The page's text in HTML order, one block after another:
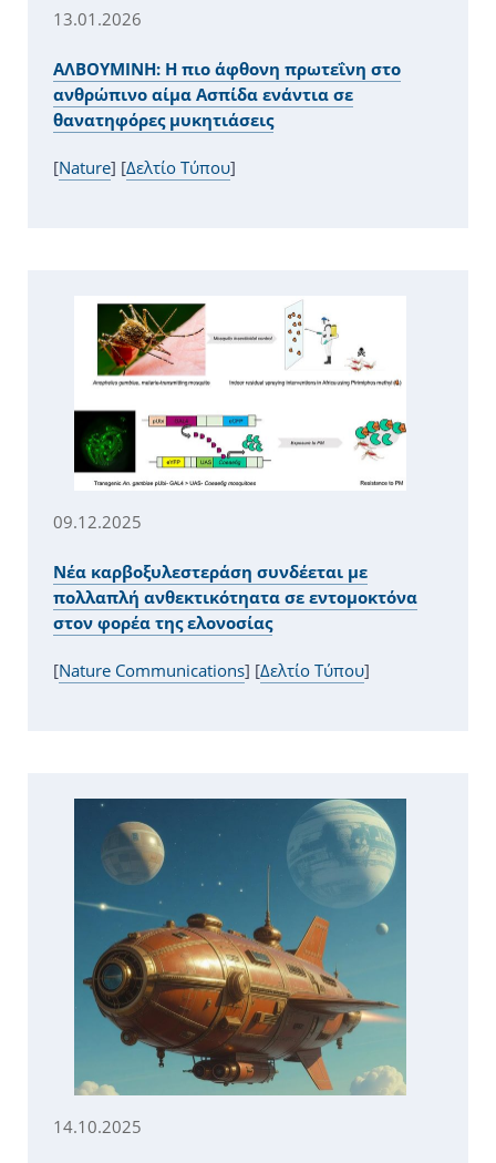
13.01.2026
ΑΛΒΟΥΜΙΝΗ: Η πιο άφθονη πρωτεΐνη στο
ανθρώπινο αίμα Ασπίδα ενάντια σε
θανατηφόρες μυκητιάσεις
[Nature] [Δελτίο Τύπου]
09.12.2025
Νέα καρβοξυλεστεράση συνδέεται με
πολλαπλή ανθεκτικότηατα σε εντομοκτόνα
στον φορέα της ελονοσίας
[Nature Communications] [Δελτίο Τύπου]
14.10.2025